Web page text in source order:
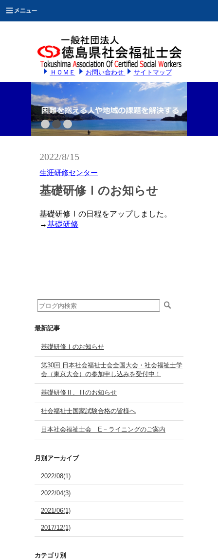
ＨＯＭＥ お問い合わせ サイトマップ
2022/8/15
生涯研修センター
基礎研修Ⅰのお知らせ
基礎研修Ⅰの日程をアップしました。
→基礎研修
最新記事
基礎研修Ⅰのお知らせ
第30回 日本社会福祉士会全国大会・社会福祉士学
会（東京大会）の参加申し込みを受付中！
基礎研修Ⅱ、Ⅲのお知らせ
社会福祉士国家試験合格の皆様へ
日本社会福祉士会 E－ライニングのご案内
月別アーカイブ
2022/08(1)
2022/04(3)
2021/06(1)
2017/12(1)
カテゴリ別